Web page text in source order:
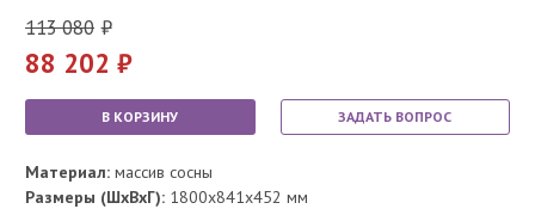
113 080
88 202
В КОРЗИНУ ЗАДАТЬ ВОПРОС
Материал: массив сосны
Размеры (ШхВхГ): 1800x841x452 мм